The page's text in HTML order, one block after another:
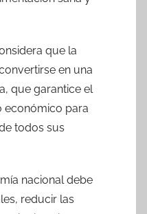
que la
en una
que garantice el
económico para
todos sus
nacional debe
reducir las